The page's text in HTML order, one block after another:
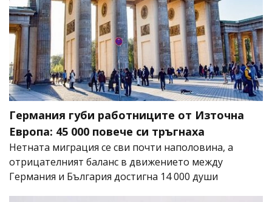
Германия губи работниците от Източна
Европа: 45 000 повече си тръгнаха
Нетната миграция се сви почти наполовина, а
отрицателният баланс в движението между
Германия и България достигна 14 000 души